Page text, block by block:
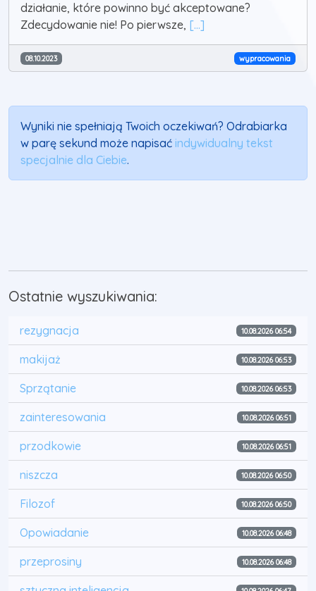
działanie, które powinno być akceptowane?
Zdecydowanie nie! Po pierwsze, [...]
08.10.2023 wypracowania
Wyniki nie spełniają Twoich oczekiwań? Odrabiarka
w parę sekund może napisać indywidualny tekst
specjalnie dla Ciebie.
Ostatnie wyszukiwania:
rezygnacja 10.08.2026 06:54
makijaż 10.08.2026 06:53
Sprzątanie 10.08.2026 06:53
zainteresowania 10.08.2026 06:51
przodkowie 10.08.2026 06:51
niszcza 10.08.2026 06:50
Filozof 10.08.2026 06:50
Opowiadanie 10.08.2026 06:48
przeprosiny 10.08.2026 06:48